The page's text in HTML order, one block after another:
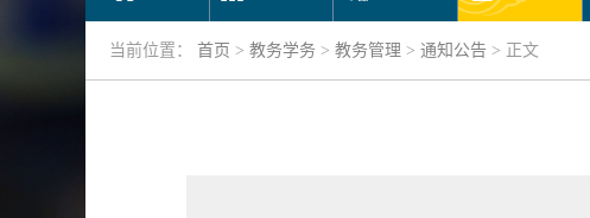
当前位置： 首页 > 教务学务 > 教务管理 > 通知公告 > 正文